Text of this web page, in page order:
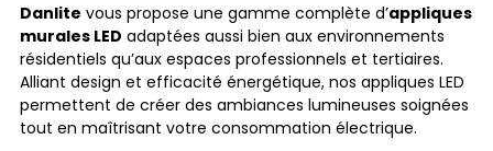
Danlite vous propose une gamme complète d’appliques
murales LED adaptées aussi bien aux environnements
résidentiels qu’aux espaces professionnels et tertiaires.
Alliant design et efficacité énergétique, nos appliques LED
permettent de créer des ambiances lumineuses soignées
tout en maîtrisant votre consommation électrique.